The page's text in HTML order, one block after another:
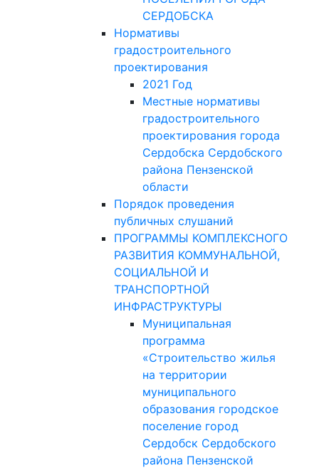
СЕРДОБСКА
Нормативы
градостроительного
проектирования
2021 Год
Местные нормативы
градостроительного
проектирования города
Сердобска Сердобского
района Пензенской
области
Порядок проведения
публичных слушаний
ПРОГРАММЫ КОМПЛЕКСНОГО
РАЗВИТИЯ КОММУНАЛЬНОЙ,
СОЦИАЛЬНОЙ И
ТРАНСПОРТНОЙ
ИНФРАСТРУКТУРЫ
Муниципальная
программа
«Строительство жилья
на территории
муниципального
образования городское
поселение город
Сердобск Сердобского
района Пензенской